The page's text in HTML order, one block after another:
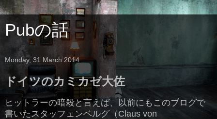
Pubの話
Monday, 31 March 2014
ドイツのカミカゼ大佐
ヒットラーの暗殺と言えば、以前にもこのブログで
書いたスタッフェンベルグ（Claus von